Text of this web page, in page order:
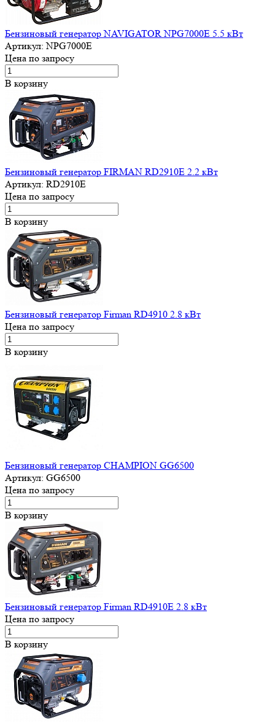
Бензиновый генератор NAVIGATOR NPG7000E 5.5 кВт
Артикул:NPG7000E
Цена по запросу
В корзину
Бензиновый генератор FIRMAN RD2910E 2.2 кВт
Артикул: RD2910E
Цена по запросу
В корзину
Бензиновый генератор Firman RD4910 2.8 кВт
Цена по запросу
В корзину
Бензиновый генератор CHAMPION GG6500
Артикул: GG6500
Цена по запросу
В корзину
Бензиновый генератор Firman RD4910E 2.8 кВт
Цена по запросу
В корзину